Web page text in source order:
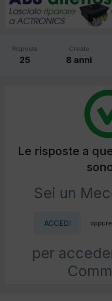
Risposte
25
Creato
8 anni
Le risposte a
Sei un
ACCEDI oppure
per